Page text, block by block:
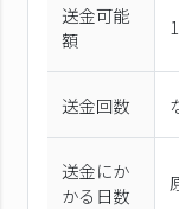
送金可能
額
送金回数
送金にか
かる日数